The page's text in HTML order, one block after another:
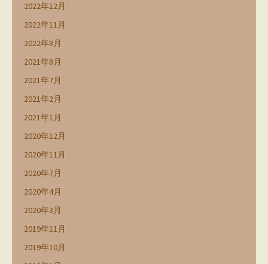
2022年12月
2022年11月
2022年8月
2021年8月
2021年7月
2021年2月
2021年1月
2020年12月
2020年11月
2020年7月
2020年4月
2020年3月
2019年11月
2019年10月